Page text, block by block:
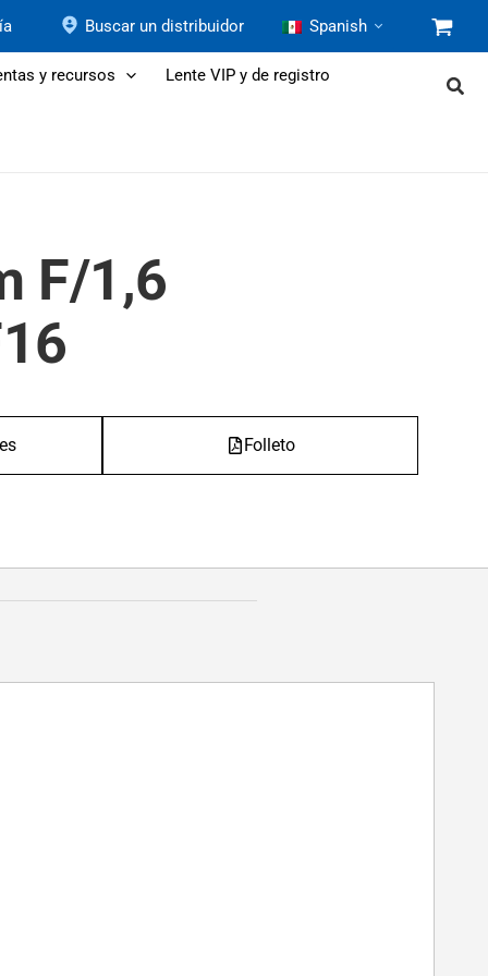
Buscar un distribuidor Spanish
y recursos
Lente VIP y de registro
F/1,6
Folleto